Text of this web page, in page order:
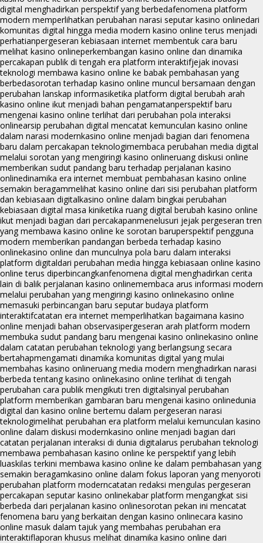
digital menghadirkan perspektif yang berbedafenomena platform
modern memperlihatkan perubahan narasi seputar kasino onlinedari
komunitas digital hingga media modern kasino online terus menjadi
perhatianpergeseran kebiasaan internet membentuk cara baru
melihat kasino onlineperkembangan kasino online dan dinamika
percakapan publik di tengah era platform interaktifjejak inovasi
teknologi membawa kasino online ke babak pembahasan yang
berbedasorotan terhadap kasino online muncul bersamaan dengan
perubahan lanskap informasiketika platform digital berubah arah
kasino online ikut menjadi bahan pengamatanperspektif baru
mengenai kasino online terlihat dari perubahan pola interaksi
onlinearsip perubahan digital mencatat kemunculan kasino online
dalam narasi modernkasino online menjadi bagian dari fenomena
baru dalam percakapan teknologimembaca perubahan media digital
melalui sorotan yang mengiringi kasino onlineruang diskusi online
memberikan sudut pandang baru terhadap perjalanan kasino
onlinedinamika era internet membuat pembahasan kasino online
semakin beragammelihat kasino online dari sisi perubahan platform
dan kebiasaan digitalkasino online dalam bingkai perubahan
kebiasaan digital masa kiniketika ruang digital berubah kasino online
ikut menjadi bagian dari percakapanmenelusuri jejak pergeseran tren
yang membawa kasino online ke sorotan baruperspektif pengguna
modern memberikan pandangan berbeda terhadap kasino
onlinekasino online dan munculnya pola baru dalam interaksi
platform digitaldari perubahan media hingga kebiasaan online kasino
online terus diperbincangkanfenomena digital menghadirkan cerita
lain di balik perjalanan kasino onlinemembaca arus informasi modern
melalui perubahan yang mengiringi kasino onlinekasino online
memasuki perbincangan baru seputar budaya platform
interaktifcatatan era internet memperlihatkan bagaimana kasino
online menjadi bahan observasipergeseran arah platform modern
membuka sudut pandang baru mengenai kasino onlinekasino online
dalam catatan perubahan teknologi yang berlangsung secara
bertahapmengamati dinamika komunitas digital yang mulai
membahas kasino onlineruang media modern menghadirkan narasi
berbeda tentang kasino onlinekasino online terlihat di tengah
perubahan cara publik mengikuti tren digitalsinyal perubahan
platform memberikan gambaran baru mengenai kasino onlinedunia
digital dan kasino online bertemu dalam pergeseran narasi
teknologimelihat perubahan era platform melalui kemunculan kasino
online dalam diskusi modernkasino online menjadi bagian dari
catatan perjalanan interaksi di dunia digitalarus perubahan teknologi
membawa pembahasan kasino online ke perspektif yang lebih
luaskilas terkini membawa kasino online ke dalam pembahasan yang
semakin beragamkasino online dalam fokus laporan yang menyoroti
perubahan platform moderncatatan redaksi mengulas pergeseran
percakapan seputar kasino onlinekabar platform mengangkat sisi
berbeda dari perjalanan kasino onlinesorotan pekan ini mencatat
fenomena baru yang berkaitan dengan kasino onlinecara kasino
online masuk dalam tajuk yang membahas perubahan era
interaktiflaporan khusus melihat dinamika kasino online dari